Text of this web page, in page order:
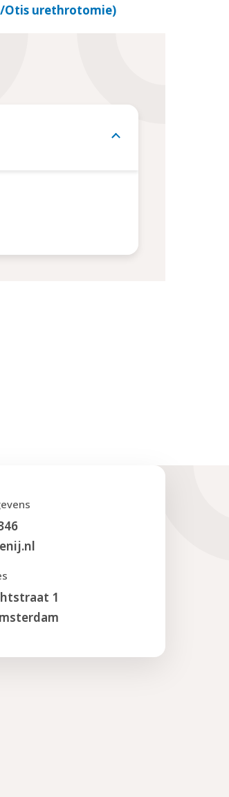
Otis urethrotomie)
1